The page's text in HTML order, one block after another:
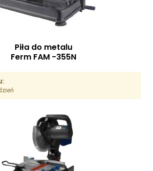
Piła do metalu
Ferm FAM -355N